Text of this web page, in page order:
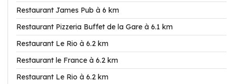
Restaurant James Pub à 6 km
Restaurant Pizzeria Buffet de la Gare à 6.1 km
Restaurant Le Rio à 6.2 km
Restaurant le France à 6.2 km
Restaurant Le Rio à 6.2 km